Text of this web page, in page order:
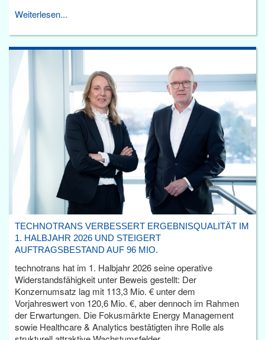
Weiterlesen...
TECHNOTRANS VERBESSERT ERGEBNISQUALITÄT IM
1. HALBJAHR 2026 UND STEIGERT
AUFTRAGSBESTAND AUF 96 MIO.
technotrans hat im 1. Halbjahr 2026 seine operative
Widerstandsfähigkeit unter Beweis gestellt: Der
Konzernumsatz lag mit 113,3 Mio. € unter dem
Vorjahreswert von 120,6 Mio. €, aber dennoch im Rahmen
der Erwartungen. Die Fokusmärkte Energy Management
sowie Healthcare & Analytics bestätigten ihre Rolle als